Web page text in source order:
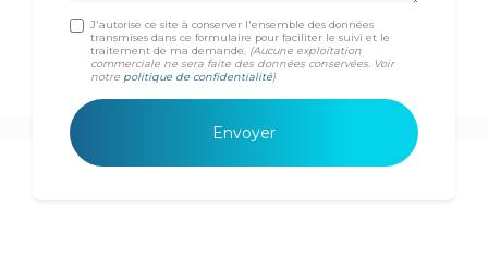
J'autorise ce site à conserver l'ensemble des données
transmises dans ce formulaire pour faciliter le suivi et le
traitement de ma demande.
(Aucune exploitation
commerciale ne sera faite des données conservées. Voir
notre politique de confidentialité)